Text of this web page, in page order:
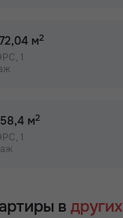
м2
1
м2
1
в других